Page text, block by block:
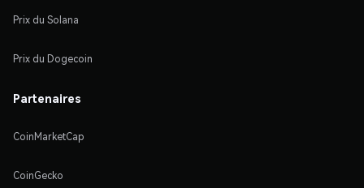
Prix du Solana
Prix du Dogecoin
Partenaires
CoinMarketCap
CoinGecko